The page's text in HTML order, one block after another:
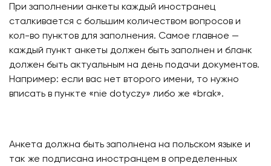
При заполнении анкеты каждый иностранец
сталкивается с большим количеством вопросов и
кол-во пунктов для заполнения. Самое главное —
каждый пункт анкеты должен быть заполнен и бланк
должен быть актуальным на день подачи документов.
Например: если вас нет второго имени, то нужно
вписать в пункте «nie dotyczy» либо же «brak».
Анкета должна быть заполнена на польском языке и
так же подписана иностранцем в определенных